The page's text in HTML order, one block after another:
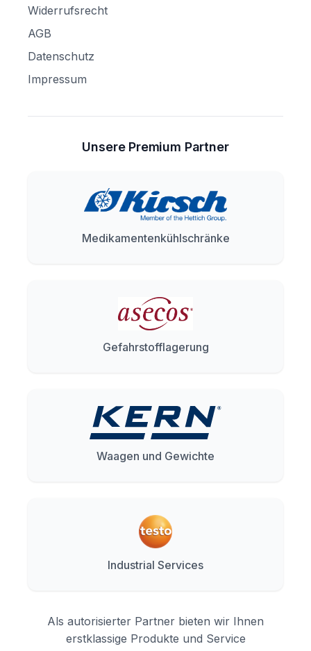
Widerrufsrecht
AGB
Datenschutz
Impressum
Unsere Premium Partner
Medikamentenkühlschränke
Gefahrstofflagerung
Waagen und Gewichte
Industrial Services
Als autorisierter Partner bieten wir Ihnen
erstklassige Produkte und Service